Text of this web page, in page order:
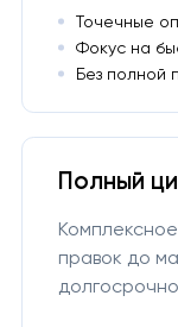
Точечные
Фокус на
Без полной
Полный
правок до